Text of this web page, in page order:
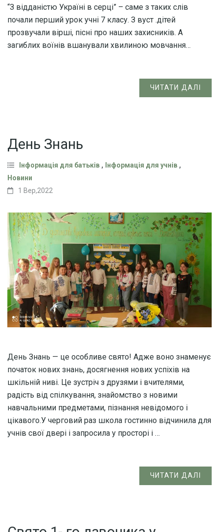
“З відданістю Україні в серці” – саме з таких слів
почали перший урок учні 7 класу. З вуст .дітей
прозвучали вірші, пісні про наших захисників. А
загиблих воїнів вшанували хвилиною мовчання…
ЧИТАТИ ДАЛІ
День Знань
Інформація для батьків , Інформація для учнів ,
Новини
1 Вер,2022
День Знань — це особливе свято! Адже воно знаменує
початок нових знань, досягнення нових успіхів на
шкільній ниві. Це зустріч з друзями і вчителями,
радість від спілкування, знайомство з новими
навчальними предметами, пізнання невідомого і
цікавого.У черговий раз школа гостинно відчинила для
учнів свої двері і запросила у просторі і …
ЧИТАТИ ДАЛІ